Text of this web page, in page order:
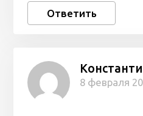
Ответить
8 февраля